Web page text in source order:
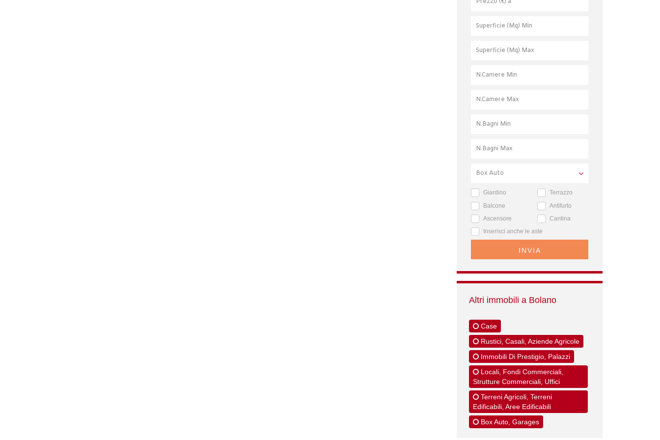
Giardino
Terrazzo
Balcone
Antifurto
Ascensore
Cantina
Inserisci anche le aste
INVIA
Altri immobili a Bolano
Case
Rustici, Casali, Aziende Agricole
Immobili Di Prestigio, Palazzi
Locali, Fondi Commerciali,
Strutture Commerciali, Uffici
Terreni Agricoli, Terreni
Edificabili, Aree Edificabili
Box Auto, Garages